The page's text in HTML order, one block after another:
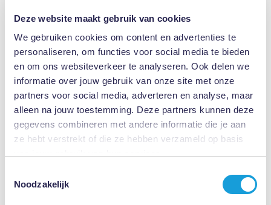
Deze website maakt gebruik van cookies
We gebruiken cookies om content en advertenties te
personaliseren, om functies voor social media te bieden
en om ons websiteverkeer te analyseren. Ook delen we
informatie over jouw gebruik van onze site met onze
partners voor social media, adverteren en analyse, maar
alleen na jouw toestemming. Deze partners kunnen deze
gegevens combineren met andere informatie die je aan
ze hebt verstrekt of die ze hebben verzameld op basis
Noodzakelijk
De "bedongen arbeid" is hierbij van groot belang, wat verwijst naar
het werk dat contractueel is overeengekomen, en moet
onderscheiden worden van passende arbeid. Werkgevers zijn
verplicht om de werknemer toe te laten tot de bedongen arbeid
zodra de werknemer gedeeltelijk arbeidsgeschikt is. In
jurisprudentie, zoals bij deKantonrechter Dordrecht (2018) , wordt
benadrukt dat zelfs als de werkgever alternatieve passende arbeid
aanbiedt, het eigen werk moet worden aangeboden als dit passend
Echter, er bestaan uitzonderingen op deze verplichting. Wanneer er
sprake is van een verstoorde arbeidsverhouding, kan de werkgever